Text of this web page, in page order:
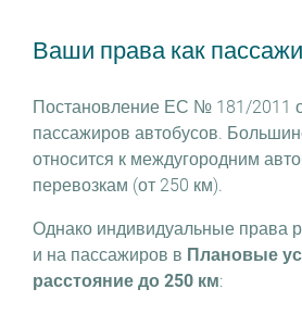
Ваши права как
Постановление ЕС № 181/2011
пассажиров автобусов.
относится к междугородним
перевозкам (от 250 км).
Однако индивидуальные права
и на пассажиров в Плановые
расстояние до 250 км: